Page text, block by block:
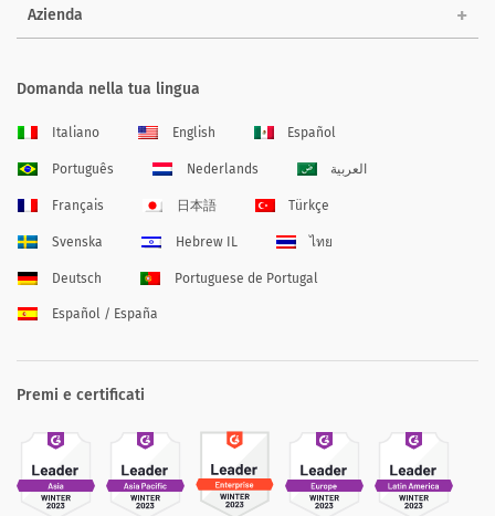
Azienda
Domanda nella tua lingua
Italiano English Español
Português Nederlands العربية
Français 日本語 Türkçe
Svenska Hebrew IL ไทย
Deutsch Portuguese de Portugal
Español / España
Premi e certificati